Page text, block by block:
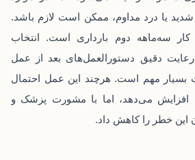
شدید یا درد مداوم، ممکن است لازم باشد.
کار سه‌ماهه دوم بارداری است. انتخاب
دقیق دستورالعمل‌های بعد از عمل
بسیار مهم است. هرچند این عمل احتمال
افزایش می‌دهد، اما با مشورت پزشک و
این خطر را کاهش داد.